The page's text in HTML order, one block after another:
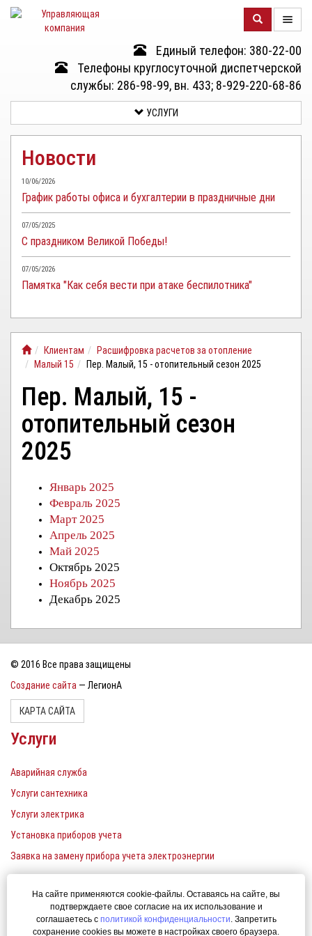
Единый телефон: 380-22-00
Телефоны круглосуточной диспетчерской
службы: 286-98-99, вн. 433; 8-929-220-68-86
КОМПАНИИ
УСЛУГИ
ДОКУМЕНТЫ
ОТЧЕТНОСТЬ
КЛИЕНТАМ
КАБИНЕТ
УСЛУГИ
Новости
10/06/2026
График работы офиса и бухгалтерии в праздничные дни
07/05/2025
С праздником Великой Победы!
07/05/2026
Памятка "Как себя вести при атаке беспилотника"
Клиентам
Расшифровка расчетов за отопление
Малый 15
Пер. Малый, 15 - отопительный сезон 2025
Пер. Малый, 15 -
отопительный сезон
2025
Январь 2025
Февраль 2025
Март 2025
Апрель 2025
Май 2025
Октябрь 2025
Ноябрь 2025
Декабрь 2025
© 2016 Все права защищены
Создание сайта — ЛегионА
КАРТА САЙТА
Услуги
Аварийная служба
Услуги сантехника
Услуги электрика
Установка приборов учета
Заявка на замену прибора учета электроэнергии
Единый телефон: 380-22-00
На сайте применяются cookie-файлы. Оставаясь на сайте, вы
подтверждаете свое согласие на их использование и
соглашаетесь с политикой конфиденциальности. Запретить
сохранение cookies вы можете в настройках своего браузера.